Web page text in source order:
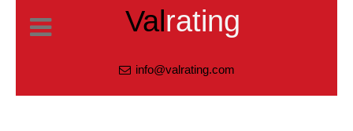
Valrating
info@valrating.com